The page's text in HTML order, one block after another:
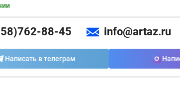
88-45 info@artaz.ru
Написать в телеграм